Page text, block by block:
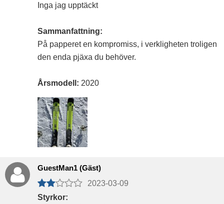
Inga jag upptäckt
Sammanfattning:
På papperet en kompromiss, i verkligheten troligen
den enda pjäxa du behöver.
Årsmodell: 2020
GuestMan1 (Gäst)
2023-03-09
Styrkor: